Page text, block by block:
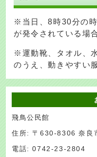
※当日、8時30分の
が発令されている場
※運動靴、タオル、
のうえ、動きやすい
飛鳥公民館
住所: 〒630-8306 奈良
電話: 0742-23-2804